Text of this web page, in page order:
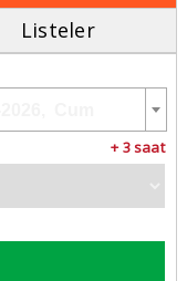
Listeler
+ 3 saat